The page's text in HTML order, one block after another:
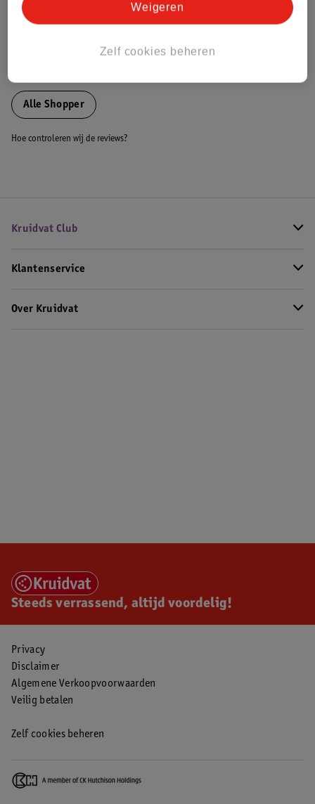
Bestel & Bezorginformatie
Alle Shopper
Hoe controleren wij de reviews?
Kruidvat Club
Klantenservice
Over Kruidvat
Steeds verrassend, altijd voordelig!
Privacy
Disclaimer
Algemene Verkoopvoorwaarden
Veilig betalen
Zelf cookies beheren
Zelf cookies beheren
Weigeren